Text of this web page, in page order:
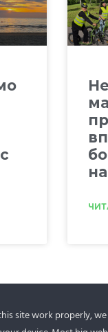
site work properly,